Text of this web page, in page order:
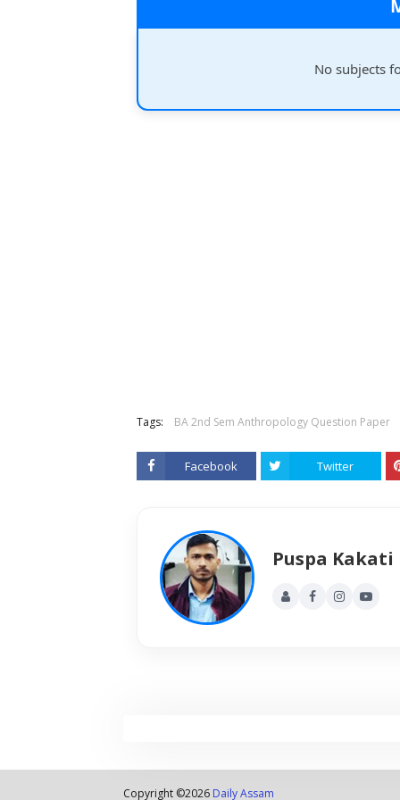
No subjects
Tags: BA 2nd Sem Anthropology Question Paper
Facebook Twitter
Puspa Kakati
Copyright ©2026 Daily Assam